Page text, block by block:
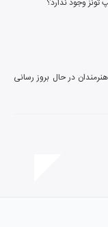
تونز وجود ندارد؟